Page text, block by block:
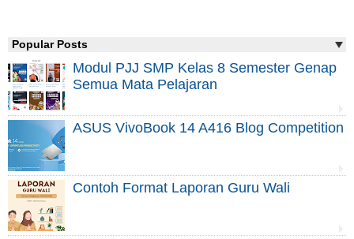
Popular Posts
Modul PJJ SMP Kelas 8 Semester Genap
Semua Mata Pelajaran
ASUS VivoBook 14 A416 Blog Competition
Contoh Format Laporan Guru Wali